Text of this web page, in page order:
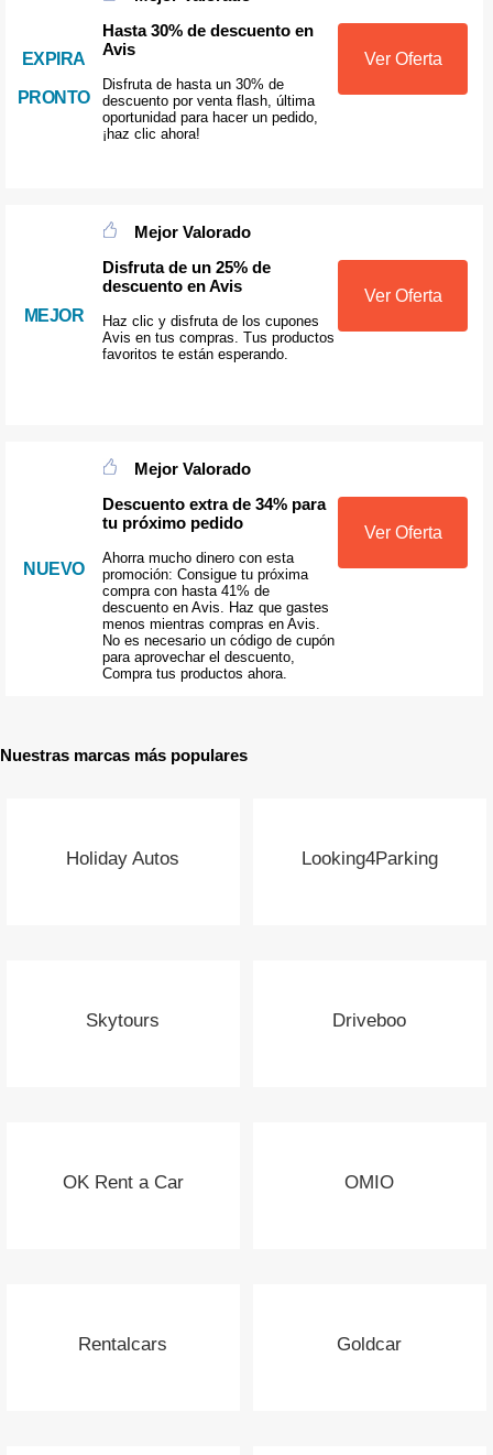
EXPIRA
PRONTO
Hasta 30% de descuento en
Avis
Disfruta de hasta un 30% de
descuento por venta flash, última
oportunidad para hacer un pedido,
¡haz clic ahora!
Ver Oferta
MEJOR
Mejor Valorado
Disfruta de un 25% de
descuento en Avis
Haz clic y disfruta de los cupones
Avis en tus compras. Tus productos
favoritos te están esperando.
Ver Oferta
NUEVO
Mejor Valorado
Descuento extra de 34% para
tu próximo pedido
Ahorra mucho dinero con esta
promoción: Consigue tu próxima
compra con hasta 41% de
descuento en Avis. Haz que gastes
menos mientras compras en Avis.
No es necesario un código de cupón
para aprovechar el descuento,
Compra tus productos ahora.
Ver Oferta
Nuestras marcas más populares
Holiday Autos Looking4Parking
Skytours Driveboo
OK Rent a Car OMIO
Rentalcars Goldcar